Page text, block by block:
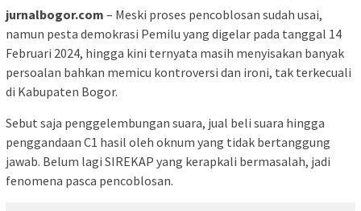
jurnalbogor.com – Meski proses pencoblosan sudah usai,
namun pesta demokrasi Pemilu yang digelar pada tanggal 14
Februari 2024, hingga kini ternyata masih menyisakan banyak
persoalan bahkan memicu kontroversi dan ironi, tak terkecuali
di Kabupaten Bogor.
Sebut saja penggelembungan suara, jual beli suara hingga
penggandaan C1 hasil oleh oknum yang tidak bertanggung
jawab. Belum lagi SIREKAP yang kerapkali bermasalah, jadi
fenomena pasca pencoblosan.